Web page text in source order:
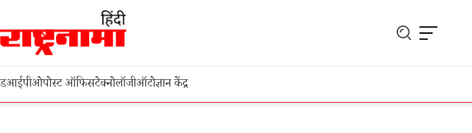
आईपीओपोस्ट ऑफिसटेक्नोलॉजीऑटोज्ञान केंद्र